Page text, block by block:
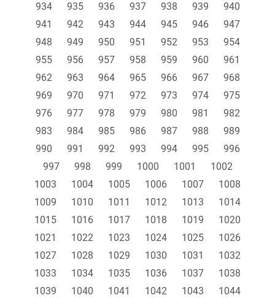
934
935 936 937 938 939
940
941
942 943 944 945 946
947
948
949 950 951 952 953
954
955
956 957 958 959 960
961
962
963 964 965 966 967
968
969
970 971 972 973 974
975
976
977 978 979 980 981
982
983
984 985 986 987 988
989
990
991 992 993 994 995
996
997
998 999 1000 1001
1002
1003
1004 1005 1006 1007
1008
1009
1010 1011 1012 1013
1014
1015
1016 1017 1018 1019
1020
1021
1022 1023 1024 1025
1026
1027
1028 1029 1030 1031
1032
1033
1034 1035 1036 1037
1038
1039
1040 1041 1042 1043
1044